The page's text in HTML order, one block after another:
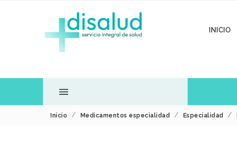
INICIO

TODOS LOS
Inicio Medicamentos especialidad Especialidad